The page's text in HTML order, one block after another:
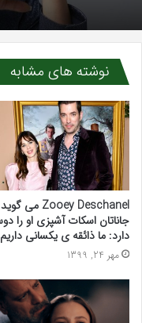
رسید
نوشته های مشابه
Zooey Deschanel می گوید
جاناتان اسکات آشپزی او را
دارد: ما ذائقه ی یکسانی
مهر 24, 1399